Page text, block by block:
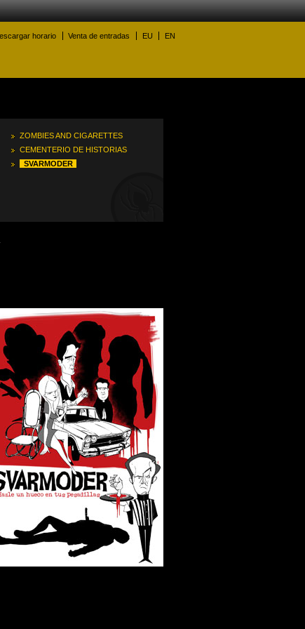
horario Venta de entradas EU EN
ZOMBIES AND CIGARETTES
CEMENTERIO DE HISTORIAS
SVARMODER